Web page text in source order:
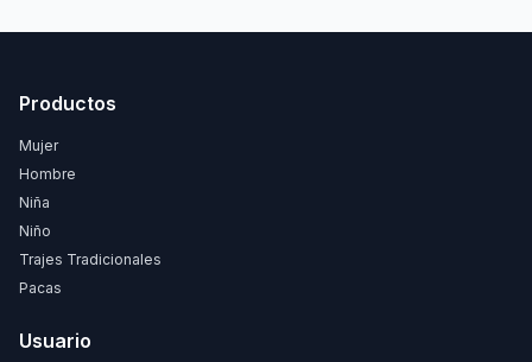
Productos
Mujer
Hombre
Niña
Niño
Trajes Tradicionales
Pacas
Usuario